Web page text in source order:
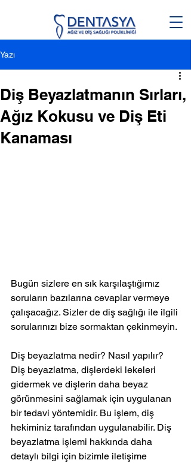
Yazı
Diş Beyazlatmanın Sırları,
Ağız Kokusu ve Diş Eti
Kanaması
Bugün sizlere en sık karşılaştığımız
soruların bazılarına cevaplar vermeye
çalışacağız. Sizler de diş sağlığı ile ilgili
sorularınızı bize sormaktan çekinmeyin.
Diş beyazlatma nedir? Nasıl yapılır?
Diş beyazlatma, dişlerdeki lekeleri
gidermek ve dişlerin daha beyaz
görünmesini sağlamak için uygulanan
bir tedavi yöntemidir. Bu işlem, diş
hekiminiz tarafından uygulanabilir. Diş
beyazlatma işlemi hakkında daha
detaylı bilgi için bizimle iletişime